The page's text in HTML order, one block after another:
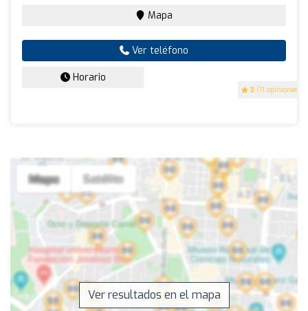
3 (11 opiniones)
Mapa
Ver teléfono
Horario
Ver resultados en el mapa